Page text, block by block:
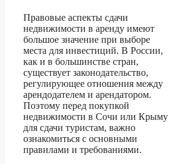
Правовые аспекты сдачи
недвижимости в аренду имеют
большое значение при выборе
места для инвестиций. В России,
как и в большинстве стран,
существует законодательство,
регулирующее отношения между
арендодателем и арендатором.
Поэтому перед покупкой
недвижимости в Сочи или Крыму
для сдачи туристам, важно
ознакомиться с основными
правилами и требованиями.